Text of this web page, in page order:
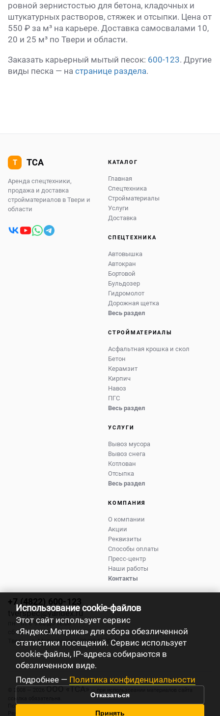
ровной зернистостью для бетона, кладочных и
штукатурных растворов, стяжек и отсыпки. Цена от
550 ₽ за м³ на карьере. Доставка самосвалами 10,
20 и 25 м³ по Твери и области.
Заказать карьерный мытый песок: 600-123. Другие
виды песка — на странице раздела.
Аренда спецтехники,
продажа и доставка
стройматериалов в Твери и
области
КАТАЛОГ
Главная
Спецтехника
Стройматериалы
Услуги
Доставка
СПЕЦТЕХНИКА
Автовышка
Автокран
Бортовой
Бульдозер
Гидромолот
Дорожная щетка
Весь раздел
СТРОЙМАТЕРИАЛЫ
Асфальтная крошка и скол
Бетон
Керамзит
Кирпич
Навоз
ПГС
Весь раздел
УСЛУГИ
Вывоз мусора
Вывоз снега
Котлован
Отсыпка
Весь раздел
КОМПАНИЯ
О компании
Акции
Реквизиты
Способы оплаты
Пресс-центр
Наши работы
Контакты
+7 (4822) 600-123
tverspec@yandex.ru
пн - пт с 9:00 до 18:00
сб - вс с 9:00 до 17:00
Тверь,ул. Маяковского, 39/89 170019
ООО «ТСА»
Политика конфиденциальности
Использование cookie-файлов
Этот сайт использует сервис
«Яндекс.Метрика» для сбора обезличенной
статистики посещений. Сервис использует
cookie-файлы, IP-адреса собираются в
обезличенном виде.
Подробнее — Политика конфиденциальности
Отказаться
Принять